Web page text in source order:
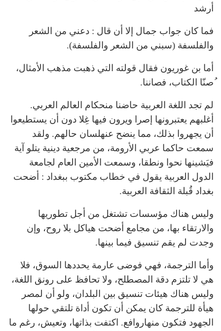
أرشد
فما كان جواب جمال إلا أن قال : دعني من الشعر
والفلسفة (سبني من الشعر والفلسفة).
أما بن غوريون فقال قولته التي ذهبت مذهب الأمثال،
ُصنّا الكتاب، فصاننا.
لم تجد اللغة العربية حاضنا منحكام العالم العربي.
أغلبهم يعتبرونها إصرا ويرون فيها غِلا دون أن يستطيعوا
أن يجهروا بذلك، مما ينضح عنهلسان حالهم. ولقد
سمعت حاكما عربي الأرومة، من مرجعية دينية يتلو آية
فيَشينها نحوا ونطقا، وسمعت الأمين العام لجامعة
الدول العربية يقول في خطاب مكتوب ببغداد : أضحت
بغداد قُبلة الثقافة العربية.
وليس هناك مؤسسات تشتغل من أجل تطوريها
والارتقاء بها، من مجامع أضحت هياكل بلا روح، وإن
وجدت لم يقم تنسيق فيما بينها.
وأما الترجمة، فهي فوضى عارمة يحددها السوق، فلا
هي لا تلتزم دقة المصطلح، ولا تحافظ على رونق اللغة،
وليس هناك هيئات تنسيق بين البلدان، ولو أن لمصر
هيأة للترجمة كان يمكن أن تكون أداة تلتقي حولها
الجهود فتكون منهاروافع. اكتفت بذاتها، وتعيش، رغم ما